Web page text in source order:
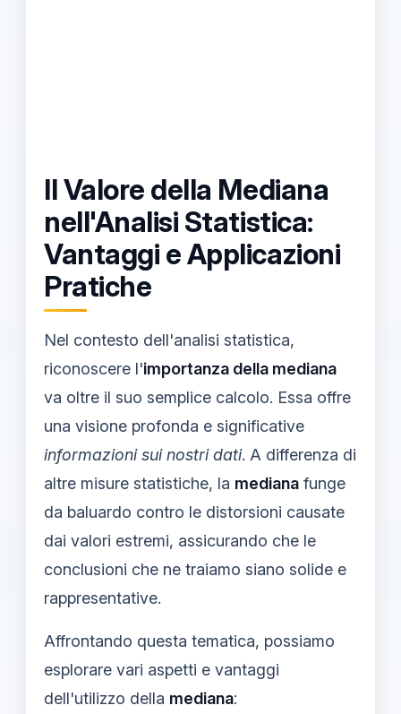
Il Valore della Mediana
nell'Analisi Statistica:
Vantaggi e Applicazioni
Pratiche
Nel contesto dell'analisi statistica,
riconoscere l'importanza della mediana
va oltre il suo semplice calcolo. Essa offre
una visione profonda e significative
informazioni sui nostri dati. A differenza di
altre misure statistiche, la mediana funge
da baluardo contro le distorsioni causate
dai valori estremi, assicurando che le
conclusioni che ne traiamo siano solide e
rappresentative.
Affrontando questa tematica, possiamo
esplorare vari aspetti e vantaggi
dell'utilizzo della mediana: